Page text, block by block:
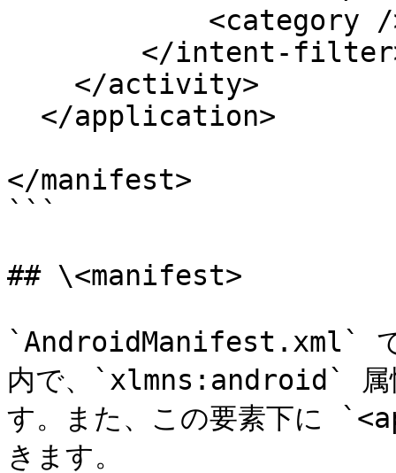
</manifest>
```
## \<manifest>
`AndroidManifest.xml` で
内で、`xlmns:android` 属
す。また、この要素下に
きます。